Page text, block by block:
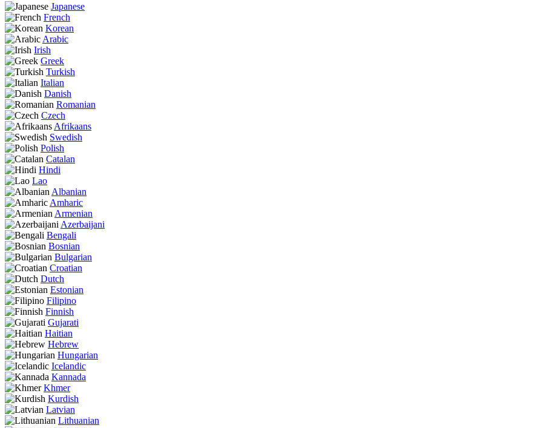
Japanese
French
Korean
Arabic
Irish
Greek
Turkish
Italian
Danish
Romanian
Czech
Afrikaans
Swedish
Polish
Catalan
Hindi
Lao
Albanian
Amharic
Armenian
Azerbaijani
Bengali
Bosnian
Bulgarian
Croatian
Dutch
Estonian
Filipino
Finnish
Gujarati
Haitian
Hebrew
Hungarian
Icelandic
Kannada
Khmer
Kurdish
Latvian
Lithuanian